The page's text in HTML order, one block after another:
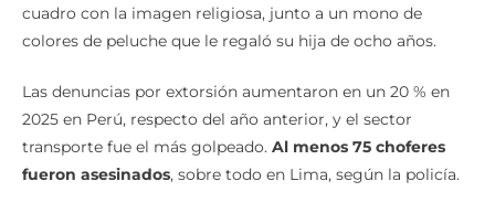
cuadro con la imagen religiosa, junto a un mono de
colores de peluche que le regaló su hija de ocho años.
Las denuncias por extorsión aumentaron en un 20 % en
2025 en Perú, respecto del año anterior, y el sector
transporte fue el más golpeado. Al menos 75 choferes
fueron asesinados, sobre todo en Lima, según la policía.